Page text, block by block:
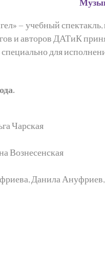
– учебный
и авторов ДАТиК
для
Чарская
Вознесенская
Данила